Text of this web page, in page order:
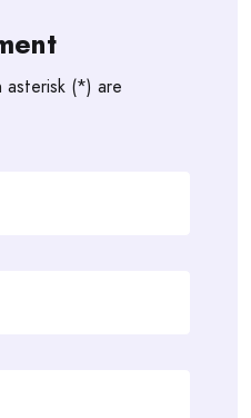
asterisk (*) are